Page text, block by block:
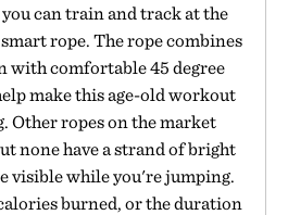
can train and track at the
rope. The rope combines
with comfortable 45 degree
make this age-old workout
Other ropes on the market
none have a strand of bright
visible while you're jumping.
burned, or the duration